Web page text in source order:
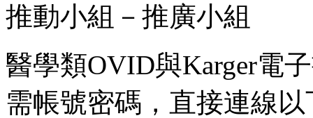
推動小組－推廣小組
醫學類OVID與Karger電
需帳號密碼，直接連線